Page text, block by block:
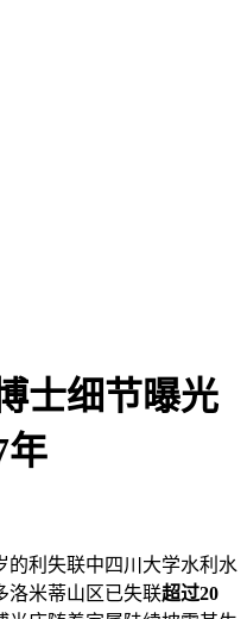
士细节曝光
年
的利失联中四川大学水利水
洛米蒂山区已失联超过20